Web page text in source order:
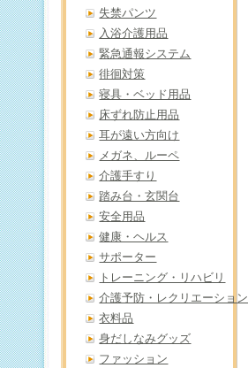
失禁パンツ
入浴介護用品
緊急通報システム
徘徊対策
寝具・ベッド用品
床ずれ防止用品
耳が遠い方向け
メガネ、ルーペ
介護手すり
踏み台・玄関台
安全用品
健康・ヘルス
サポーター
トレーニング・リハビリ
介護予防・レクリエーション
衣料品
身だしなみグッズ
ファッション